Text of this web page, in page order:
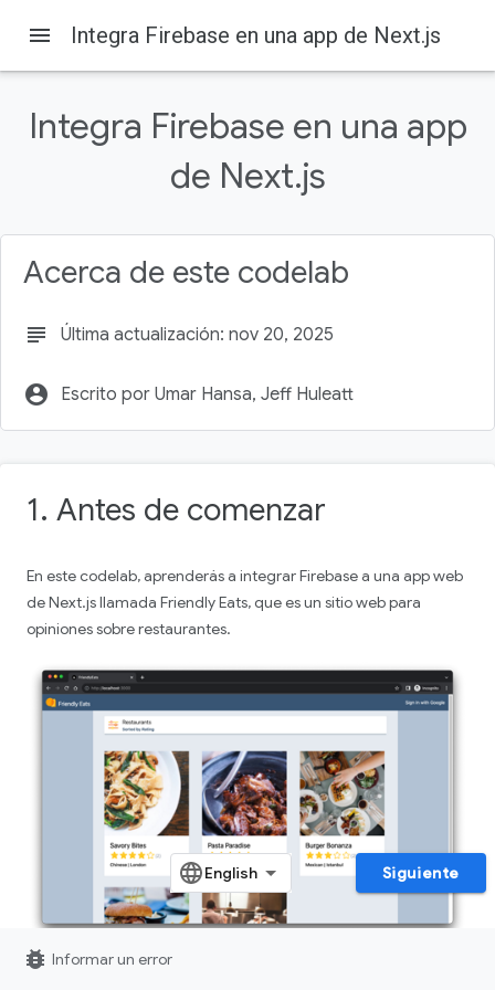
Firebase Firebase Codelabs
1. Antes de comenzar
Requisitos previos
Qué aprenderás
2. Configura tu entorno de desarrollo y tu repositorio de
menu Integra Firebase en una app de Next.js
Integra Firebase en una app
de Next.js
Acerca de este codelab
subject Última actualización: nov 20, 2025
account_circle Escrito por Umar Hansa, Jeff Huleatt
1. Antes de comenzar
En este codelab, aprenderás a integrar Firebase a una app web
de Next.js llamada Friendly Eats, que es un sitio web para
opiniones sobre restaurantes.
Siguiente
bug_report Informar un error